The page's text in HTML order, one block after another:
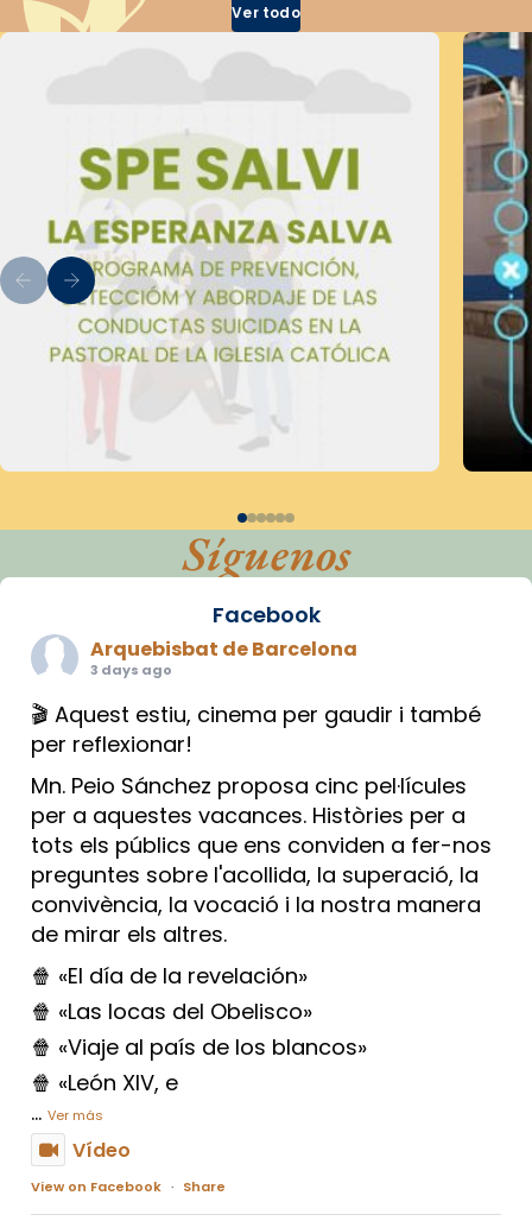
Ver todo
Síguenos
Facebook
Arquebisbat de Barcelona
3 days ago
🎬 Aquest estiu, cinema per gaudir i també
per reflexionar!
Mn. Peio Sánchez proposa cinc pel·lícules
per a aquestes vacances. Històries per a
tots els públics que ens conviden a fer-nos
preguntes sobre l'acollida, la superació, la
convivència, la vocació i la nostra manera
de mirar els altres.
🍿 «El día de la revelación»
🍿 «Las locas del Obelisco»
🍿 «Viaje al país de los blancos»
🍿 «León XIV, e
... Ver más
Vídeo
View on Facebook · Share